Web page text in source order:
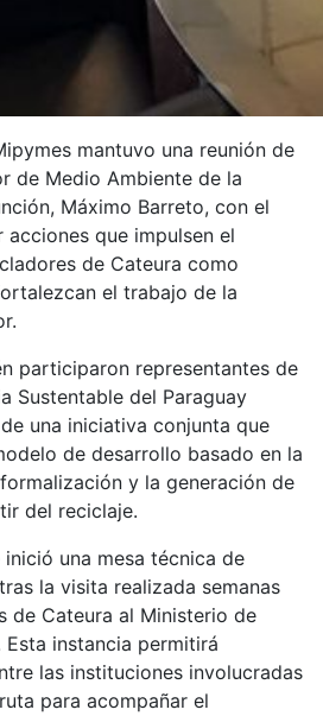
mantuvo una reunión de
de Medio Ambiente de la
Máximo Barreto, con el
que impulsen el
de Cateura como
el trabajo de la
participaron representantes de
Sustentable del Paraguay
una iniciativa conjunta que
de desarrollo basado en la
y la generación de
del reciclaje.
una mesa técnica de
la visita realizada semanas
de Cateura al Ministerio de
instancia permitirá
las instituciones involucradas
para acompañar el